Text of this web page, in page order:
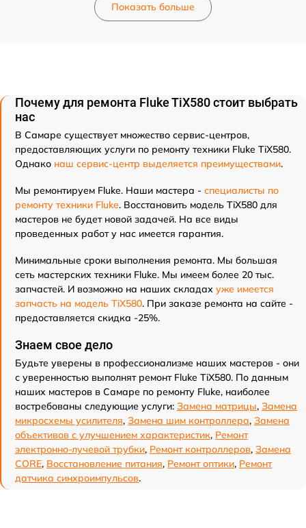
Показать больше
Почему для ремонта Fluke TiX580 стоит выбрать
нас
В Самаре существует множество сервис-центров,
предоставляющих услуги по ремонту техники Fluke TiX580.
Однако наш сервис-центр выделяется преимуществами.
Мы ремонтируем Fluke. Наши мастера - специалисты по
ремонту техники Fluke. Восстановить модель TiX580 для
мастеров не будет новой задачей. На все виды
проведенных работ у нас имеется гарантия.
Минимальные сроки выполнения ремонта. Мы большая
сеть мастерских техники Fluke. Мы имеем более 20 тыс.
запчастей. И возможно на наших складах уже имеется
запчасть на модель TiX580. При заказе ремонта на сайте -
предоставляется скидка -25%.
Знаем свое дело
Будьте уверены в профессионализме наших мастеров - они
с уверенностью выполнят ремонт Fluke TiX580. По данным
наших мастеров в Самаре по ремонту Fluke, наиболее
востребованы следующие услуги: Замена матрицы, Замена
микросхемы усилителя, Замена шим контроллера, Замена
объективов с улучшением характеристик, Ремонт
электронно-лучевой трубки, Ремонт контроллеров, Замена
CORE, Восстановление питания, Ремонт оптики, Ремонт
датчика синхроимпульсов.